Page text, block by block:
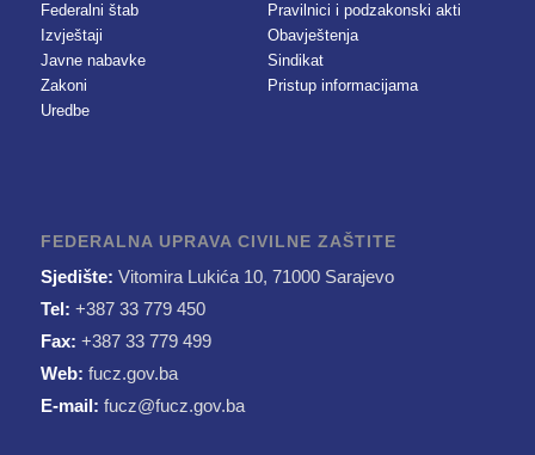
Federalni štab
Izvještaji
Javne nabavke
Zakoni
Uredbe
Pravilnici i podzakonski akti
Obavještenja
Sindikat
Pristup informacijama
FEDERALNA UPRAVA CIVILNE ZAŠTITE
Sjedište: Vitomira Lukića 10, 71000 Sarajevo
Tel: +387 33 779 450
Fax: +387 33 779 499
Web: fucz.gov.ba
E-mail: fucz@fucz.gov.ba